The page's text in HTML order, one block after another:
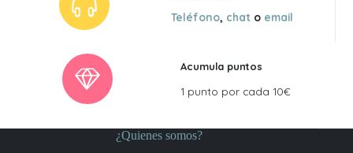
Teléfono, chat o email
Acumula puntos
1 punto por cada 10€
¿Quienes somos?